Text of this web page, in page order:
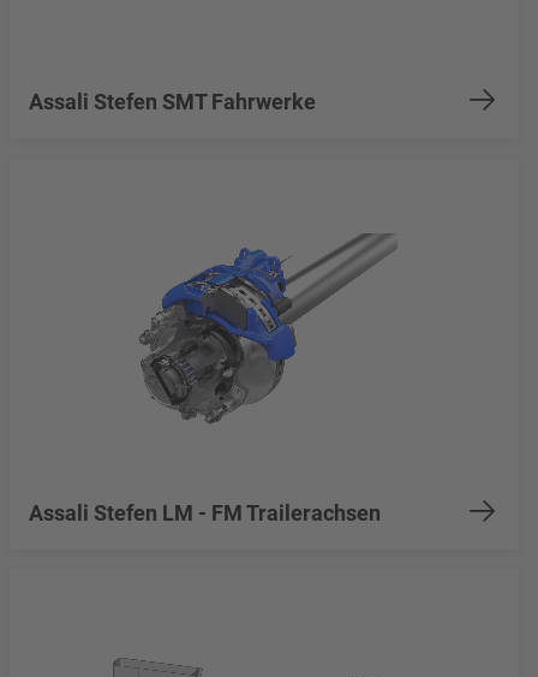
Assali Stefen SMT Fahrwerke
Assali Stefen LM - FM Trailerachsen